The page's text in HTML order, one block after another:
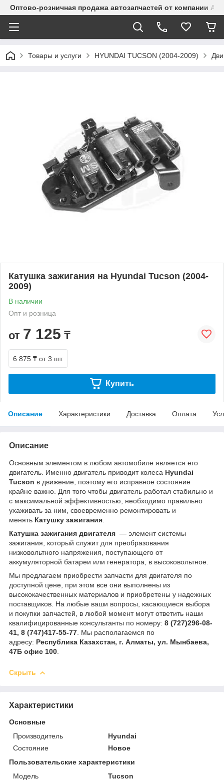
Оптово-розничная продажа автозапчастей от компании
Товары и услуги HYUNDAI TUCSON (2004-2009)
Катушка зажигания на Hyundai Tucson (2004-
2009)
В наличии
Опт и розница
от 7 125 ₸
6 875 ₸ от 3 шт.
Купить
Описание Характеристики Доставка Оплата
Описание
Основным элементом в любом автомобиле является его
двигатель. Именно двигатель приводит колеса Hyundai
Tucson в движение, поэтому его исправное состояние
крайне важно. Для того чтобы двигатель работал стабильно и
с максимальной эффективностью, необходимо правильно
ухаживать за ним, своевременно ремонтировать и
менять Катушку зажигания
Катушка зажигания двигателя — элемент системы
зажигания, который служит для преобразования
низковольтного напряжения, поступающего от
аккумуляторной батареи или генератора, в высоковольтное.
Мы предлагаем приобрести запчасти для двигателя по
доступной цене, при этом все они выполнены из
высококачественных материалов и приобретены у надежных
поставщиков. На любые ваши вопросы, касающиеся выбора
и покупки запчастей, в любой момент могут ответить наши
квалифицированные консультанты по номеру: 8 (727)296-08-
41, 8 (747)417-55-77 . Мы располагаемся по
адресу: Республика Казахстан, г. Алматы, ул. Мынбаева,
47Б офис 100
Скрыть
Характеристики
Основные
Производитель
Hyundai
Состояние
Новое
Пользовательские характеристики
Модель
Tucson